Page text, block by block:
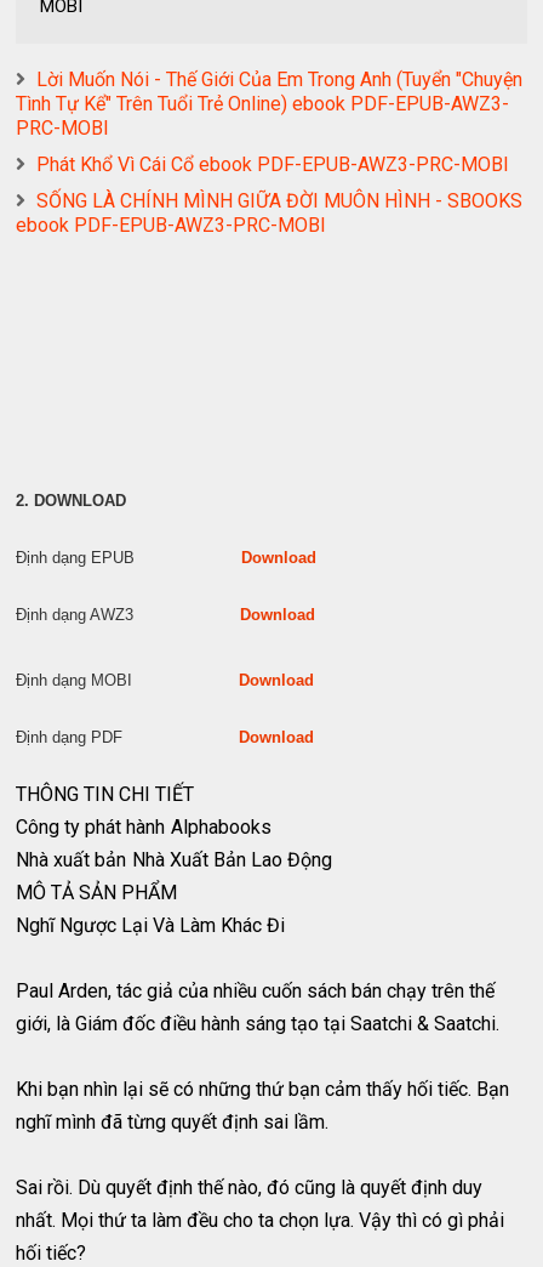
MOBI
Lời Muốn Nói - Thế Giới Của Em Trong Anh (Tuyển "Chuyện
Tình Tự Kể" Trên Tuổi Trẻ Online) ebook PDF-EPUB-AWZ3-
PRC-MOBI
Phát Khổ Vì Cái Cổ ebook PDF-EPUB-AWZ3-PRC-MOBI
SỐNG LÀ CHÍNH MÌNH GIỮA ĐỜI MUÔN HÌNH - SBOOKS
ebook PDF-EPUB-AWZ3-PRC-MOBI
2. DOWNLOAD
Định dạng EPUB Download
Định dạng AWZ3 Download
Định dạng MOBI Download
Định dạng PDF Download
THÔNG TIN CHI TIẾT
Công ty phát hành Alphabooks
Nhà xuất bản Nhà Xuất Bản Lao Động
MÔ TẢ SẢN PHẨM
Nghĩ Ngược Lại Và Làm Khác Đi
Paul Arden, tác giả của nhiều cuốn sách bán chạy trên thế
giới, là Giám đốc điều hành sáng tạo tại Saatchi & Saatchi.
Khi bạn nhìn lại sẽ có những thứ bạn cảm thấy hối tiếc. Bạn
nghĩ mình đã từng quyết định sai lầm.
Sai rồi. Dù quyết định thế nào, đó cũng là quyết định duy
nhất. Mọi thứ ta làm đều cho ta chọn lựa. Vậy thì có gì phải
hối tiếc?